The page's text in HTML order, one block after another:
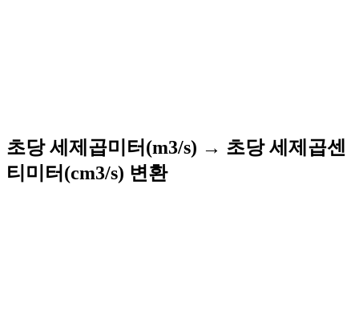
초당 세제곱미터(m3/s) → 초당 세제곱센
티미터(cm3/s) 변환